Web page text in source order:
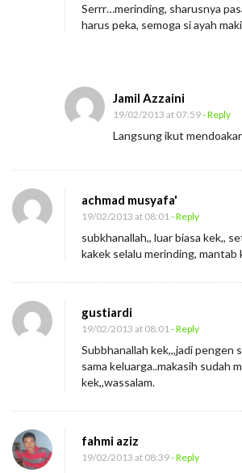
Serrr…merinding, sharusnya
harus peka, semoga si ayah
Jamil Azzaini
19/02/2013 at 07:59- Reply
Langsung ikut
achmad musyafa'
19/02/2013 at 08:01 - Reply
subkhanallah,, luar biasa kek,,
kakek selalu merinding, mantab
gustiardi
19/02/2013 at 08:01 - Reply
Subbhanallah kek,,,jadi pengen
sama keluarga..makasih sudah
kek,,wassalam.
fahmi aziz
19/02/2013 at 08:39- Reply